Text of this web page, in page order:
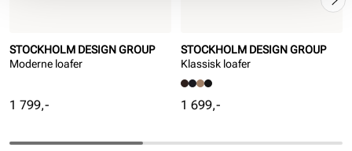
STOCKHOLM DESIGN GROUP
Moderne loafer
Pris
1 799,-
STOCKHOLM DESIGN GROUP
Klassisk loafer
Pris
1 699,-